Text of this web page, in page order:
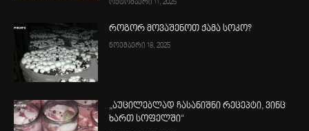
ოქტომბერი 11, 2025
როგორ მოვაშენოთ ქამა სოკო?
ნოემბერი 18, 2025
„აუცილებლად ჩასანიშნი რეცეპტი, ვინც
ხართ სოფელში“